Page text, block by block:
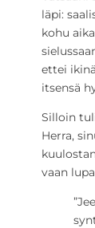
läpi:
kohu
ettei
itsensä
Silloin
Herra,
vaan